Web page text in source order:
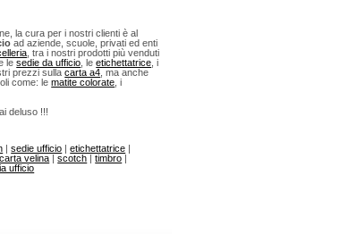
la cura per i nostri clienti è al
ad aziende, scuole, privati ed enti
, tra i nostri prodotti più venduti
lesedie da ufficio , leetichettatrice , i
prezzi sullacarta a4 , ma anche
come: lematite colorate , i
deluso !!!
|sedie ufficio |etichettatrice |
carta velina |scotch |timbro |
ufficio